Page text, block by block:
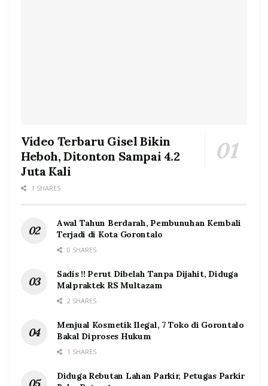
Video Terbaru Gisel Bikin
Heboh, Ditonton Sampai 4.2
Juta Kali
1 SHARES
Awal Tahun Berdarah, Pembunuhan Kembali
Terjadi di Kota Gorontalo
0 SHARES
Sadis !! Perut Dibelah Tanpa Dijahit, Diduga
Malpraktek RS Multazam
2 SHARES
Menjual Kosmetik Ilegal, 7 Toko di Gorontalo
Bakal Diproses Hukum
1 SHARES
Diduga Rebutan Lahan Parkir, Petugas Parkir